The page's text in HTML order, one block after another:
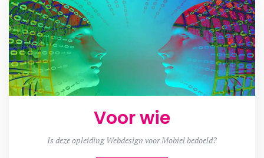
Voor wie
Is deze opleiding Webdesign voor Mobiel bedoeld?